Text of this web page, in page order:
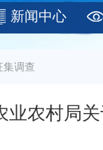
新闻中心
集调查
业农村局